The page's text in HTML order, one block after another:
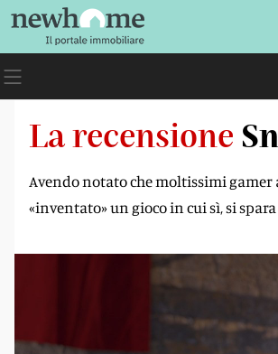
La recensione
Avendo notato che moltissimi
«inventato» un gioco in cui sì, si